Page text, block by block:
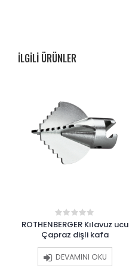
ILGILI ÜRÜNLER
0
out
of
5
ROTHENBERGER Kılavuz ucu
Çapraz dişli kafa
DEVAMINI OKU